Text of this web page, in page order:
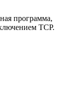
программа,
TCP.